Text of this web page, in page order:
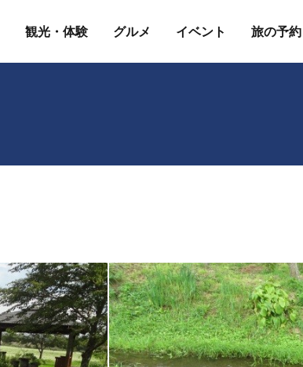
観光・体験 グルメ イベント 旅の予約